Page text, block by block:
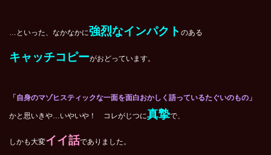
…といった、なかなかに強烈なインパクト のある
キャッチコピーがおどっています。
「自身のマゾヒスティックな一面を面白おかしく語っているたぐいのもの」
かと思いきや…いやいや！ コレがじつに真摯で、
しかも大変イイ話でありました。